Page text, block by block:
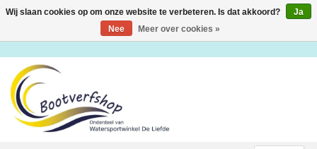
Toggle
Wij slaan cookies op om onze website te verbeteren. Is dat akkoord?
Ja
Nee
Meer over cookies »